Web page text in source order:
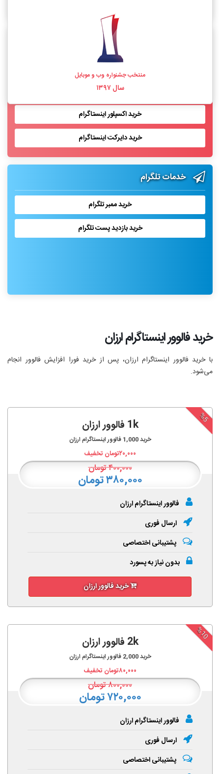
منتخب جشنواره وب و موبایل
سال ۱۳۹۷
خرید بازدید پست اینستاگرام
خرید اکسپلور اینستاگرام
خرید دایرکت اینستاگرام
خدمات تلگرام
خرید ممبر تلگرام
خرید بازدید پست تلگرام
خرید فالوور اینستاگرام ارزان
با خرید فالوور اینستاگرام ارزان، پس از خرید فورا افزایش فالوور انجام‌
می‌شود.
%5 1k فالوور ارزان
خرید1,000 فالوور اینستاگرام ارزان
۲۰,۰۰۰تومان تخفیف
۴۰۰,۰۰۰تومان
۳۸۰,۰۰۰ تومان
فالوور اینستاگرام ارزان
ارسال فوری
پشتیبانی اختصاصی
بدون نیاز به پسورد
خرید فالوور ارزان
%10
2k فالوور ارزان
خرید2,000 فالوور اینستاگرام ارزان
۸۰,۰۰۰تومان تخفیف
۸۰۰,۰۰۰تومان
۷۲۰,۰۰۰ تومان
فالوور اینستاگرام ارزان
ارسال فوری
پشتیبانی اختصاصی